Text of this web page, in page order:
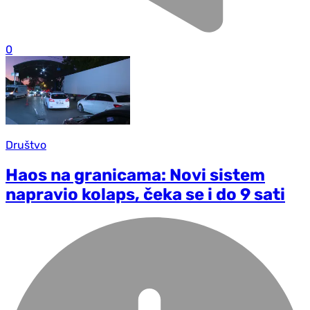
0
Društvo
Haos na granicama: Novi sistem
napravio kolaps, čeka se i do 9 sati